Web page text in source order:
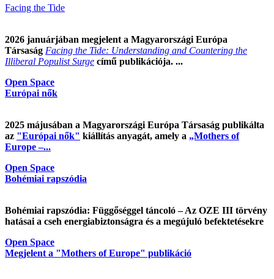
Facing the Tide
2026 januárjában megjelent a Magyarországi Európa
Társaság Facing the Tide: Understanding and Countering the
Illiberal Populist Surge című publikációja. ...
Open Space
Európai nők
2025 májusában a Magyarországi Európa Társaság publikálta
az "Európai nők" kiállítás anyagát, amely a „Mothers of
Europe –...
Open Space
Bohémiai rapszódia
Bohémiai rapszódia: Függőséggel táncoló – Az OZE III törvény
hatásai a cseh energiabiztonságra és a megújuló befektetésekre
Open Space
Megjelent a "Mothers of Europe" publikáció